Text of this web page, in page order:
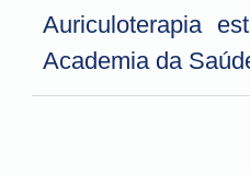
Auriculoterapia
Academia da